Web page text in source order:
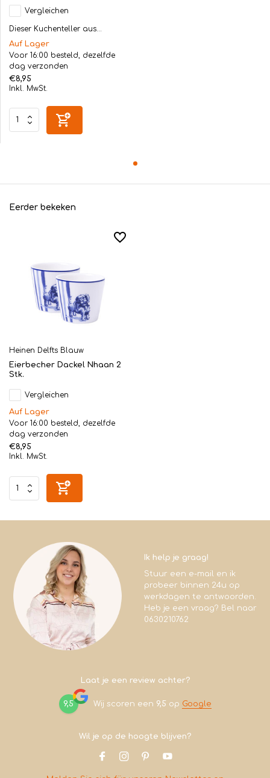
Vergleichen
Dieser Kuchenteller aus...
Auf Lager
Voor 16:00 besteld, dezelfde
dag verzonden
€8,95
Inkl. MwSt.
Eerder bekeken
Heinen Delfts Blauw
Eierbecher Dackel Nhaan 2
Stk.
Vergleichen
Auf Lager
Voor 16:00 besteld, dezelfde
dag verzonden
€8,95
Inkl. MwSt.
Ik help je graag!
Stuur een e-mail en ik
probeer binnen 24u op
werkdagen te antwoorden.
Heb je een vraag? Bel naar
0630210762
Laat je een review achter?
9,5 Wij scoren een 9,5 op Google
Wil je op de hoogte blijven?